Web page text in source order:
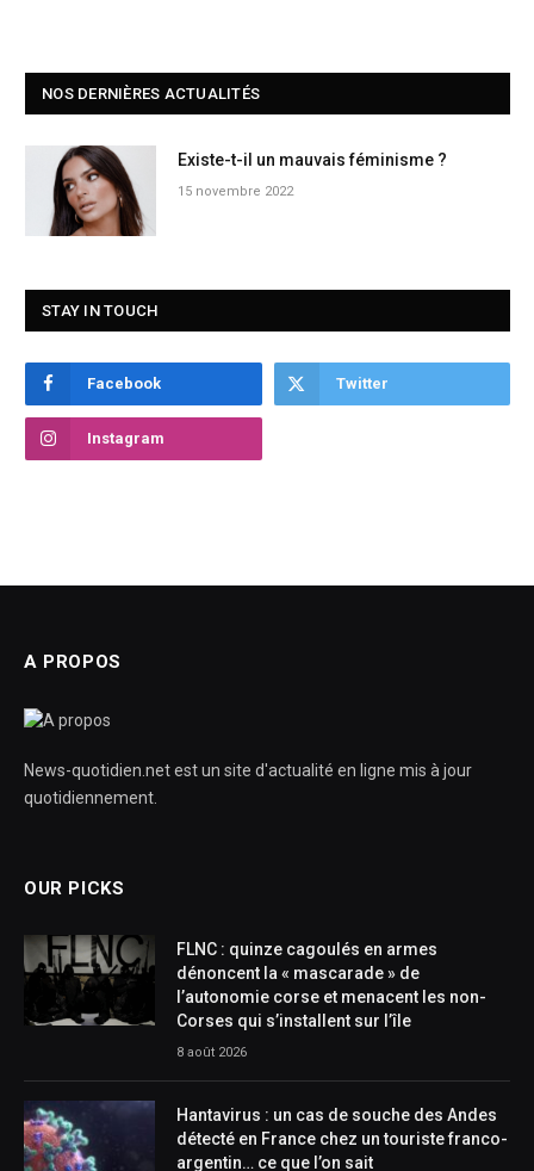
NOS DERNIÈRES ACTUALITÉS
Existe-t-il un mauvais féminisme ?
15 novembre 2022
STAY IN TOUCH
Facebook Twitter
Instagram
A PROPOS
News-quotidien.net est un site d'actualité en ligne mis à jour
quotidiennement.
OUR PICKS
FLNC : quinze cagoulés en armes
dénoncent la « mascarade » de
l’autonomie corse et menacent les non-
Corses qui s’installent sur l’île
8 août 2026
Hantavirus : un cas de souche des Andes
détecté en France chez un touriste franco-
argentin… ce que l’on sait